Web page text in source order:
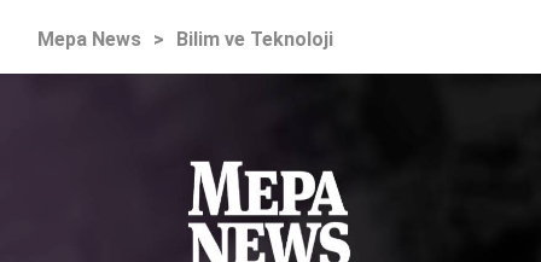
Mepa News > Bilim ve Teknoloji